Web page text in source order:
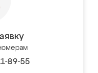
89-55